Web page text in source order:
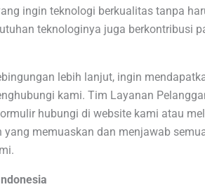
ingin teknologi berkualitas tanpa
teknologinya juga berkontribusi
lebih lanjut, ingin
kami. Tim Layanan
hubungi di website kami atau
yang memuaskan dan menjawab